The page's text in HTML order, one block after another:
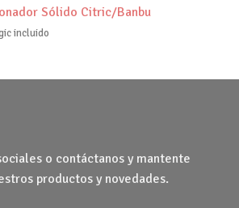
desde
22,55 €
Sólido Citric/Banbu
incluido
o contáctanos y mantente
productos y novedades.